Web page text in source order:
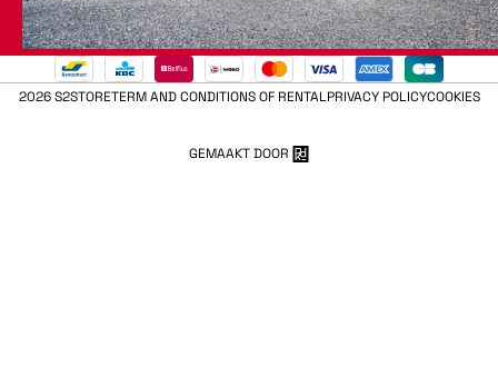
2026 S2STORETERM AND CONDITIONS OF RENTALPRIVACY POLICYCOOKIES
GEMAAKT DOOR